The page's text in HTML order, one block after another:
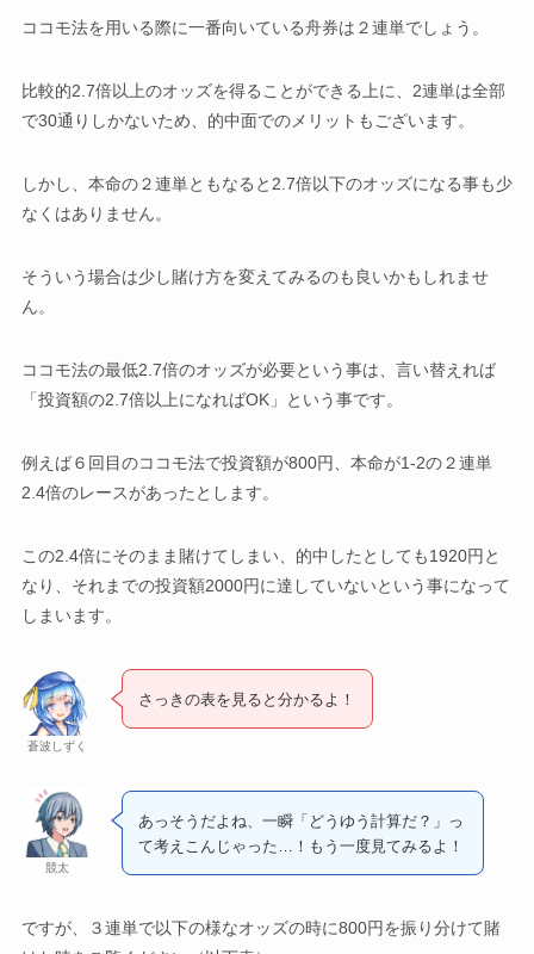
ココモ法を用いる際に一番向いている舟券は２連単でしょう。
比較的2.7倍以上のオッズを得ることができる上に、2連単は全部
で30通りしかないため、的中面でのメリットもございます。
しかし、本命の２連単ともなると2.7倍以下のオッズになる事も少
なくはありません。
そういう場合は少し賭け方を変えてみるのも良いかもしれませ
ん。
ココモ法の最低2.7倍のオッズが必要という事は、言い替えれば
「投資額の2.7倍以上になればOK」という事です。
例えば６回目のココモ法で投資額が800円、本命が1-2の２連単
2.4倍のレースがあったとします。
この2.4倍にそのまま賭けてしまい、的中したとしても1920円と
なり、それまでの投資額2000円に達していないという事になって
しまいます。
蒼波しずく
さっきの表を見ると分かるよ！
競太
あっそうだよね、一瞬「どうゆう計算だ？」っ
て考えこんじゃった…！もう一度見てみるよ！
ですが、３連単で以下の様なオッズの時に800円を振り分けて賭